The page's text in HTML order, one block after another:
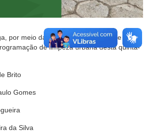
por meio da Secretaria Municipal de Meio
de limpeza urbana desta quinta-
Brito
Gomes
da Silva